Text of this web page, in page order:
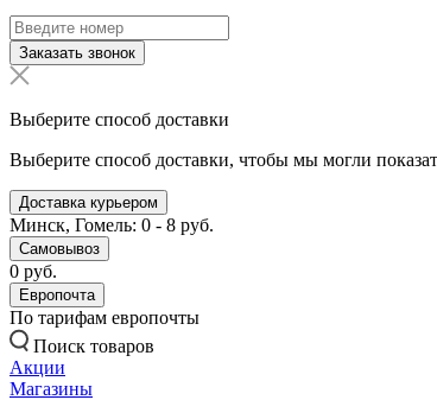
Заказать звонок
Выберите способ доставки
Выберите способ доставки, чтобы мы могли
Доставка курьером
Минск, Гомель: 0 - 8 руб.
Самовывоз
0 руб.
Европочта
По тарифам европочты
Поиск товаров
Акции
Магазины